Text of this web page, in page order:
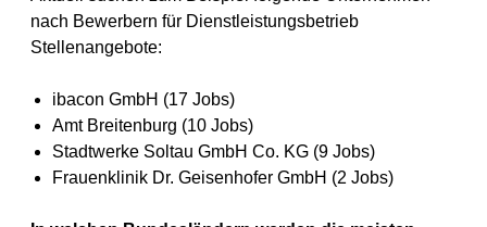
nach Bewerbern für Dienstleistungsbetrieb
Stellenangebote:
ibacon GmbH (17 Jobs)
Amt Breitenburg (10 Jobs)
Stadtwerke Soltau GmbH Co. KG (9 Jobs)
Frauenklinik Dr. Geisenhofer GmbH (2 Jobs)